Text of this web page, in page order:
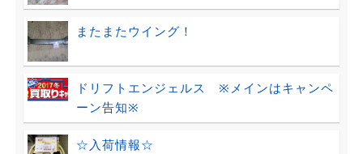
またまたウイング！
ドリフトエンジェルス ※メインはキャンペ
ーン告知※
☆入荷情報☆